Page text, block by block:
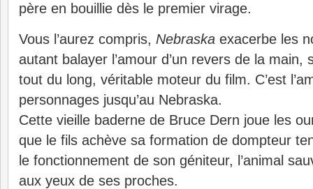
père en bouillie dès le premier virage.
Vous l’aurez compris, Nebraska exacerbe les
autant balayer l’amour d’un revers de la main,
tout du long, véritable moteur du film. C’est
personnages jusqu’au Nebraska.
Cette vieille baderne de Bruce Dern joue les
que le fils achève sa formation de dompteur
le fonctionnement de son géniteur, l’animal
aux yeux de ses proches.